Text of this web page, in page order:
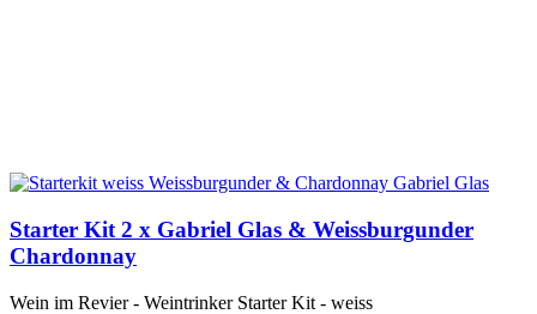
Starter Kit 2 x Gabriel Glas & Weissburgunder
Chardonnay
Wein im Revier - Weintrinker Starter Kit - weiss